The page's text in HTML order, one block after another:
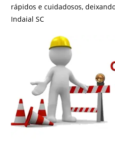
rápidos e cuidadosos,
Indaial SC